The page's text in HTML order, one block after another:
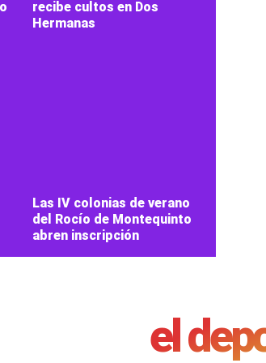
recibe cultos en Dos
Hermanas
Las IV colonias de verano
del Rocío de Montequinto
abren inscripción
el